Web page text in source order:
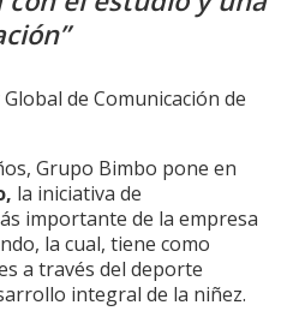
de Comunicación de
Grupo Bimbo pone en
la iniciativa de
importante de la empresa
la cual, tiene como
a través del deporte
integral de la niñez.